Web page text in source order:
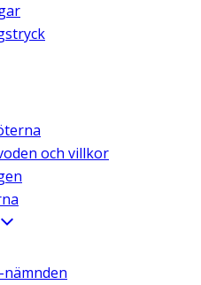
och villkor